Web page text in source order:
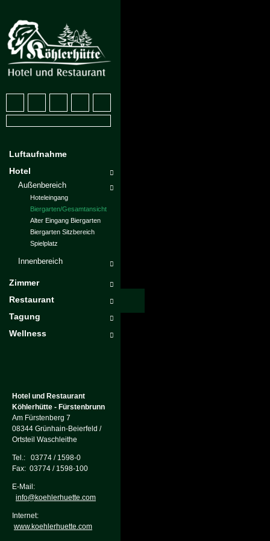
Luftaufnahme
Hotel
Außenbereich
Hoteleingang
Biergarten/Gesamtansicht
Alter Eingang Biergarten
Biergarten Sitzbereich
Spielplatz
Innenbereich
Zimmer
Restaurant
Tagung
Wellness
Hotel und Restaurant
Köhlerhütte - Fürstenbrunn
Am Fürstenberg 7
08344 Grünhain-Beierfeld /
Ortsteil Waschleithe
Tel.: 03774 / 1598-0
Fax: 03774 / 1598-100
E-Mail:
info@koehlerhuette.com
Internet:
www.koehlerhuette.com